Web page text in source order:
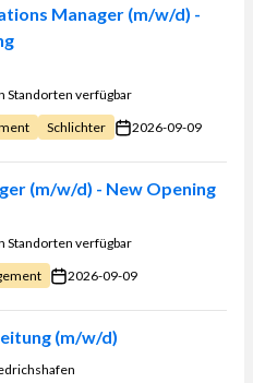
Manager (m/w/d) -
Standorten verfügbar
Schlichter 2026-09-09
(m/w/d) - New Opening
Standorten verfügbar
2026-09-09
(m/w/d)